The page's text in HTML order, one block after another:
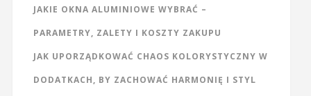
JAKIE OKNA ALUMINIOWE WYBRAĆ –
PARAMETRY, ZALETY I KOSZTY ZAKUPU
JAK UPORZĄDKOWAĆ CHAOS KOLORYSTYCZNY W
DODATKACH, BY ZACHOWAĆ HARMONIĘ I STYL